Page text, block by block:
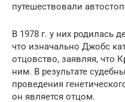
путешествовали
В 1978 г. у них родилась
что изначально Джобс
отцовство, заявляя, что
ним. В результате
проведения
он является отцом.